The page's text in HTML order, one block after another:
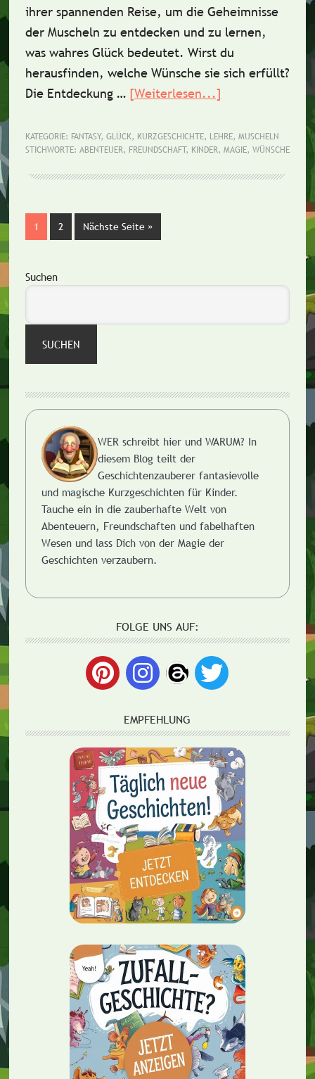
ihrer spannenden Reise, um die Geheimnisse
der Muscheln zu entdecken und zu lernen,
was wahres Glück bedeutet. Wirst du
herausfinden, welche Wünsche sie sich erfüllt?
Die Entdeckung … [Weiterlesen...]
zauberhaften
Muscheln
KATEGORIE: FANTASY, GLÜCK, KURZGESCHICHTE, LEHRE, MUSCHELN
STICHWORTE: ABENTEUER, FREUNDSCHAFT, KINDER, MAGIE, WÜNSCHE
Seite
1 Seite
2 Nächste Seite aufrufen
»
Seitenspalte
Suchen
SUCHEN
WER schreibt hier und WARUM? In
diesem Blog teilt der
Geschichtenzauberer fantasievolle
und magische Kurzgeschichten für Kinder.
Tauche ein in die zauberhafte Welt von
Abenteuern, Freundschaften und fabelhaften
Wesen und lass Dich von der Magie der
Geschichten verzaubern.
FOLGE UNS AUF:
EMPFEHLUNG